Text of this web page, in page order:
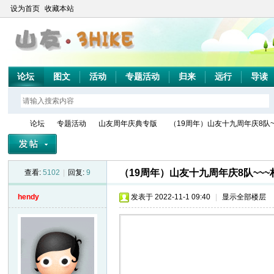
设为首页 收藏本站
论坛 图文 活动 专题活动 归来 远行 导读
论坛
›
专题活动
›
山友周年庆典专版
›
（19周年）山友十九周年庆8
查看: 5102 回复: 9 （19周年）山友十九周年庆8队
hendy 发表于 2022-11-1 09:40 显示全部楼层